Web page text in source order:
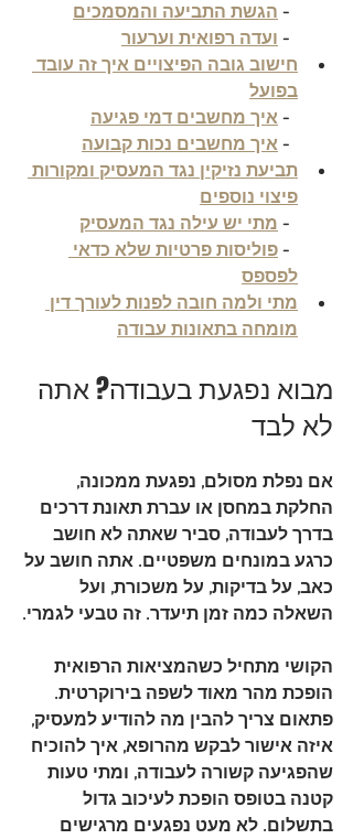
הגשת התביעה והמסמכים
ועדה רפואית וערעור
חישוב גובה הפיצויים איך זה עובד
בפועל
איך מחשבים דמי פגיעה
איך מחשבים נכות קבועה
תביעת נזיקין נגד המעסיק ומקורות
פיצוי נוספים
מתי יש עילה נגד המעסיק
פוליסות פרטיות שלא כדאי
לפספס
מתי ולמה חובה לפנות לעורך דין
מומחה בתאונות עבודה
מבוא נפגעת בעבודה? אתה
לא לבד
אם נפלת מסולם, נפגעת ממכונה,
החלקת במחסן או עברת תאונת דרכים
בדרך לעבודה, סביר שאתה לא חושב
כרגע במונחים משפטיים. אתה חושב על
כאב, על בדיקות, על משכורת, ועל
השאלה כמה זמן תיעדר. זה טבעי לגמרי.
הקושי מתחיל כשהמציאות הרפואית
הופכת מהר מאוד לשפה בירוקרטית.
פתאום צריך להבין מה להודיע למעסיק,
איזה אישור לבקש מהרופא, איך להוכיח
שהפגיעה קשורה לעבודה, ומתי טעות
קטנה בטופס הופכת לעיכוב גדול
בתשלום. לא מעט נפגעים מרגישים